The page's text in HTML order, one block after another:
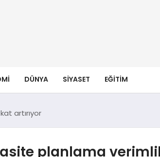
DÜNYA SIYASET EĞITIM
artırıyor
planlama